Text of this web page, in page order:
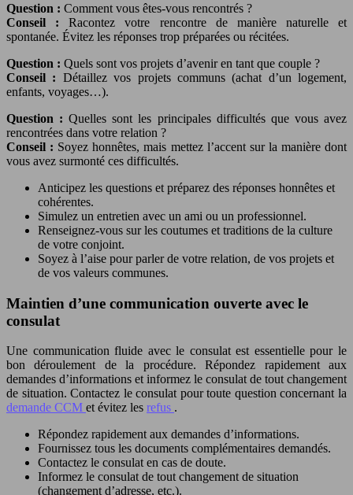
Question : Comment vous êtes-vous rencontrés ?
Conseil :Racontez votre rencontre de manière naturelle et
spontanée. Évitez les réponses trop préparées ou récitées.
Question : Quels sont vos projets d’avenir en tant que couple ?
Conseil : Détaillez vos projets communs (achat d’un logement,
enfants, voyages…).
Question :Quelles sont les principales difficultés que vous avez
rencontrées dans votre relation ?
Conseil : Soyez honnêtes, mais mettez l’accent sur la manière dont
vous avez surmonté ces difficultés.
Anticipez les questions et préparez des réponses honnêtes et
cohérentes.
Simulez un entretien avec un ami ou un professionnel.
Renseignez-vous sur les coutumes et traditions de la culture
de votre conjoint.
Soyez à l’aise pour parler de votre relation, de vos projets et
de vos valeurs communes.
Maintien d’une communication ouverte avec le
consulat
Une communication fluide avec le consulat est essentielle pour le
bon déroulement de la procédure. Répondez rapidement aux
demandes d’informations et informez le consulat de tout changement
de situation. Contactez le consulat pour toute question concernant la
demande CCM et évitez les refus .
Répondez rapidement aux demandes d’informations.
Fournissez tous les documents complémentaires demandés.
Contactez le consulat en cas de doute.
Informez le consulat de tout changement de situation
(changement d’adresse, etc.).